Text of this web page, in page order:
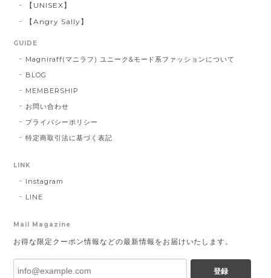
【UNISEX】
【Angry Sally】
GUIDE
Magniraff(マニラフ) ユニーク&モード系ファッションについて
BLOG
MEMBERSHIP
お問い合わせ
プライバシーポリシー
特定商取引法に基づく表記
LINK
Instagram
LINE
Mail Magazine
お得な限定クーポン情報などの最新情報をお届けいたします。
登録